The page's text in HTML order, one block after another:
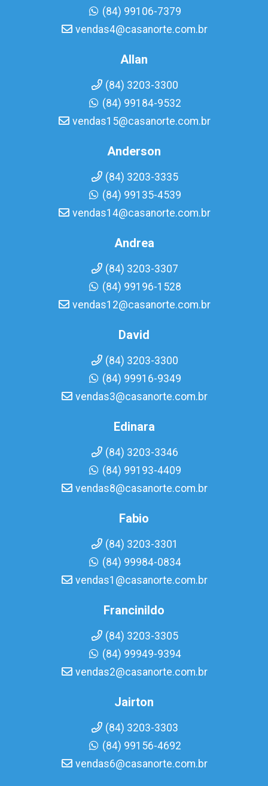
(84) 99106-7379
vendas4@casanorte.com.br
Allan
(84) 3203-3300
(84) 99184-9532
vendas15@casanorte.com.br
Anderson
(84) 3203-3335
(84) 99135-4539
vendas14@casanorte.com.br
Andrea
(84) 3203-3307
(84) 99196-1528
vendas12@casanorte.com.br
David
(84) 3203-3300
(84) 99916-9349
vendas3@casanorte.com.br
Edinara
(84) 3203-3346
(84) 99193-4409
vendas8@casanorte.com.br
Fabio
(84) 3203-3301
(84) 99984-0834
vendas1@casanorte.com.br
Francinildo
(84) 3203-3305
(84) 99949-9394
vendas2@casanorte.com.br
Jairton
(84) 3203-3303
(84) 99156-4692
vendas6@casanorte.com.br